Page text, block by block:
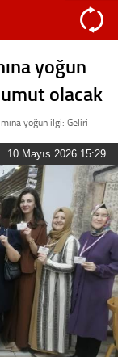
yoğun
olacak
yoğun ilgi: Geliri
10 Mayıs 2026 15:29